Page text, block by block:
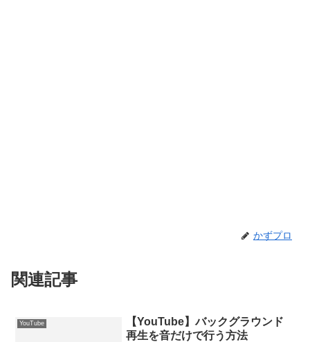
かずプロ
関連記事
YouTube
【YouTube】バックグラウンド
再生を音だけで行う方法